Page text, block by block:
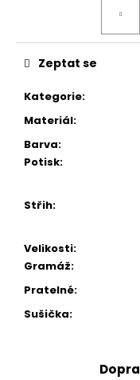
Kategorie:
Materiál:
Barva:
Potisk:
Střih:
Velikosti:
Gramáž:
Pratelné:
Sušička:
Zeptat se
č
u
e
m
e
MIKINA
KAPUCÍ
AYRTON
&
BRAZÍLIE